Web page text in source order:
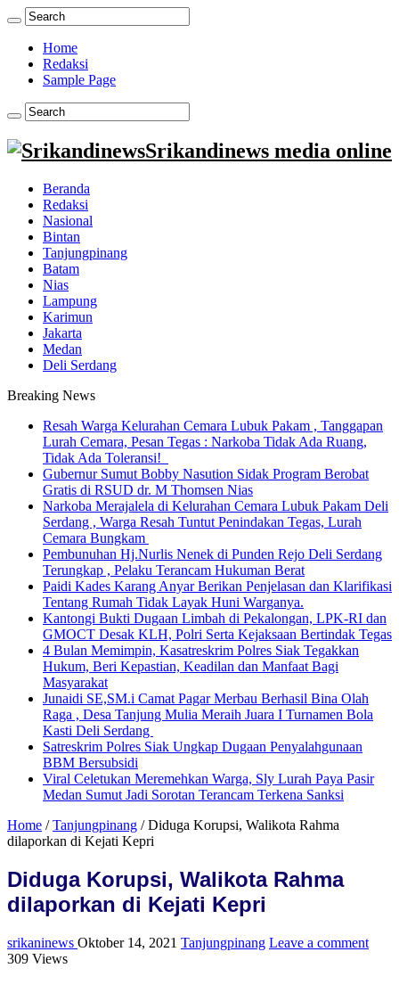
Home
Redaksi
Sample Page
Srikandinews media online
Beranda
Redaksi
Nasional
Bintan
Tanjungpinang
Batam
Nias
Lampung
Karimun
Jakarta
Medan
Deli Serdang
Breaking News
Resah Warga Kelurahan Cemara Lubuk Pakam , Tanggapan
Lurah Cemara, Pesan Tegas : Narkoba Tidak Ada Ruang,
Tidak Ada Toleransi!
Gubernur Sumut Bobby Nasution Sidak Program Berobat
Gratis di RSUD dr. M Thomsen Nias
Narkoba Merajalela di Kelurahan Cemara Lubuk Pakam Deli
Serdang , Warga Resah Tuntut Penindakan Tegas, Lurah
Cemara Bungkam
Pembunuhan Hj.Nurlis Nenek di Punden Rejo Deli Serdang
Terungkap , Pelaku Terancam Hukuman Berat
Paidi Kades Karang Anyar Berikan Penjelasan dan Klarifikasi
Tentang Rumah Tidak Layak Huni Warganya.
Kantongi Bukti Dugaan Limbah di Pekalongan, LPK-RI dan
GMOCT Desak KLH, Polri Serta Kejaksaan Bertindak Tegas
4 Bulan Memimpin, Kasatreskrim Polres Siak Tegakkan
Hukum, Beri Kepastian, Keadilan dan Manfaat Bagi
Masyarakat
Junaidi SE,SM.i Camat Pagar Merbau Berhasil Bina Olah
Raga , Desa Tanjung Mulia Meraih Juara I Turnamen Bola
Kasti Deli Serdang
Satreskrim Polres Siak Ungkap Dugaan Penyalahgunaan
BBM Bersubsidi
Viral Celetukan Meremehkan Warga, Sly Lurah Paya Pasir
Medan Sumut Jadi Sorotan Terancam Terkena Sanksi
Home / Tanjungpinang / Diduga Korupsi, Walikota Rahma
dilaporkan di Kejati Kepri
Diduga Korupsi, Walikota Rahma
dilaporkan di Kejati Kepri
srikaninews Oktober 14, 2021 Tanjungpinang Leave a comment
309 Views